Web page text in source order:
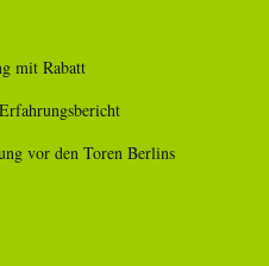
mit Rabatt
vor den Toren Berlins